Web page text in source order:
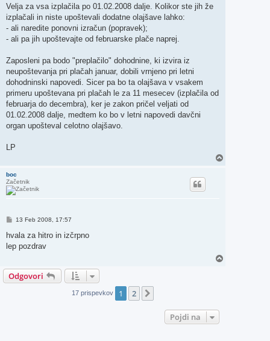
g
o
v
o
Velja za vsa izplačila po 01.02.2008 dalje. Kolikor ste jih že
izplačali in niste upoštevali dodatne olajšave lahko:
- ali naredite ponovni izračun (popravek);
- ali pa jih upoštevajte od februarske plače naprej.
Zaposleni pa bodo "preplačilo" dohodnine, ki izvira iz
neupoštevanja pri plačah januar, dobili vrnjeno pri letni
dohodninski napovedi. Sicer pa bo ta olajšava v vsakem
primeru upoštevana pri plačah le za 11 mesecev (izplačila od
februarja do decembra), ker je zakon pričel veljati od
01.02.2008 dalje, medtem ko bo v letni napovedi davčni
organ upošteval celotno olajšavo.
LP
boc
Začetnik
O
g
v
13 Feb 2008, 17:57
hvala za hitro in izčrpno
lep pozdrav
Odgovori
17 prispevkov 1 2
Pojdi na